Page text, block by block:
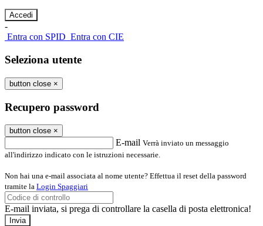
-
Entra con SPID Entra con CIE
Seleziona utente
button close ×
Recupero password
button close ×
E-mail Verrà inviato un messaggio
all'indirizzo indicato con le istruzioni necessarie.
Non hai una e-mail associata al nome utente? Effettua il reset della password
tramite la Login Spaggiari
E-mail inviata, si prega di controllare la casella di posta elettronica!